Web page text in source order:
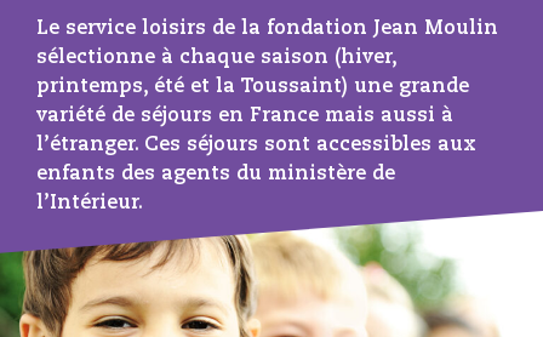
Séjours jeunes
Loisirs
Crèches
Le service loisirs de la fondation Jean Moulin
sélectionne à chaque saison (hiver,
printemps, été et la Toussaint) une grande
variété de séjours en France mais aussi à
l’étranger. Ces séjours sont accessibles aux
enfants des agents du ministère de
l’Intérieur.